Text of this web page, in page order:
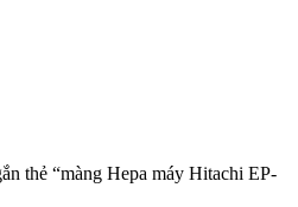
thẻ “màng Hepa máy Hitachi EP-